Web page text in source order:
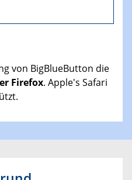
von BigBlueButton die
Firefox. Apple's Safari